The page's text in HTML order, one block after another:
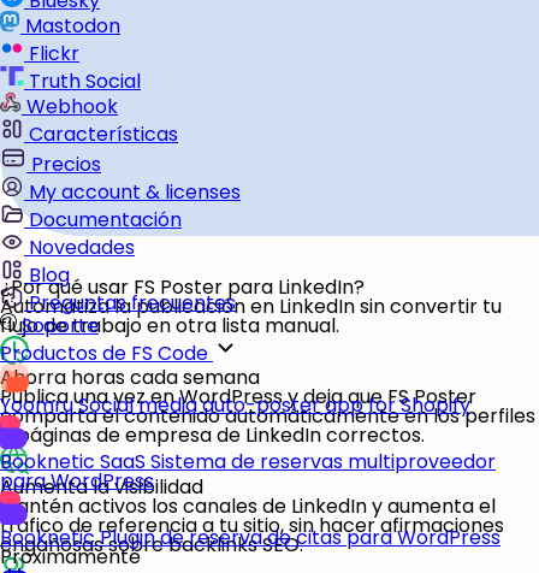
Mastodon
Flickr
Truth Social
Webhook
Características
Precios
My account & licenses
Documentación
Novedades
Blog
Preguntas frecuentes
Soporte
Productos de FS Code
YoomruSocial media auto-poster app for Shopify
Booknetic SaaS Sistema de reservas multiproveedor
para WordPress
BookneticPlugin de reserva de citas para WordPress
Próximamente
¿Por qué usar FS Poster para LinkedIn?
Automatiza la publicación en LinkedIn sin convertir tu
flujo de trabajo en otra lista manual.
Ahorra horas cada semana
Publica una vez en WordPress y deja que FS Poster
comparta el contenido automáticamente en los perfiles
o páginas de empresa de LinkedIn correctos.
Aumenta la visibilidad
Mantén activos los canales de LinkedIn y aumenta el
tráfico de referencia a tu sitio, sin hacer afirmaciones
engañosas sobre backlinks SEO.